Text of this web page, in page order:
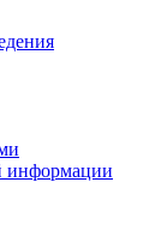
информации